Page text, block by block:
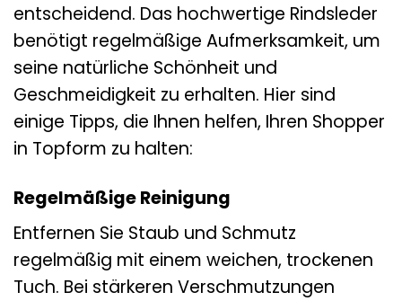
entscheidend. Das hochwertige Rindsleder
benötigt regelmäßige Aufmerksamkeit, um
seine natürliche Schönheit und
Geschmeidigkeit zu erhalten. Hier sind
einige Tipps, die Ihnen helfen, Ihren Shopper
in Topform zu halten:
Regelmäßige Reinigung
Entfernen Sie Staub und Schmutz
regelmäßig mit einem weichen, trockenen
Tuch. Bei stärkeren Verschmutzungen